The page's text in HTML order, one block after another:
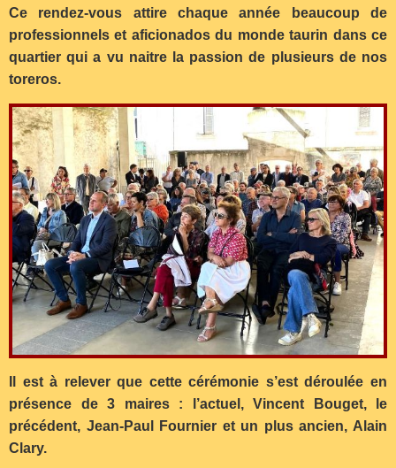
Ce rendez-vous attire chaque année beaucoup de
professionnels et aficionados du monde taurin dans ce
quartier qui a vu naitre la passion de plusieurs de nos
toreros.
Il est à relever que cette cérémonie s’est déroulée en
présence de 3 maires : l’actuel, Vincent Bouget, le
précédent, Jean-Paul Fournier et un plus ancien, Alain
Clary.